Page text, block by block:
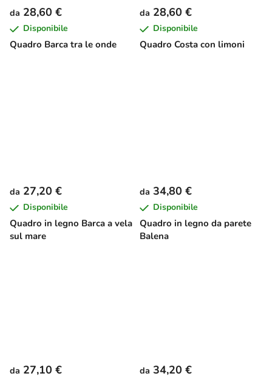
Quadro Barca tra le onde
da 28,60 €
Disponibile
Quadro Costa con limoni
da 28,60 €
Disponibile
Quadro in legno Barca a vela
sul mare
da 27,20 €
Disponibile
Quadro in legno da parete
Balena
da 34,80 €
Disponibile
da 27,10 € da 34,20 €